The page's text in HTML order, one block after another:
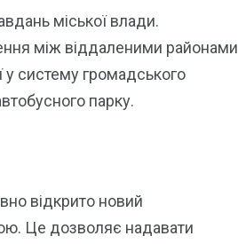
міської влади.
між віддаленими районами
у систему громадського
парку.
відкрито новий
Це дозволяє надавати